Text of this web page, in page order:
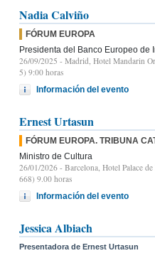
Nadia Calviño
FÓRUM EUROPA
Presidenta del Banco Europeo de
26/09/2025 - Madrid, Hotel Mandarin
5) 9:00 horas
Información del evento
Ernest Urtasun
FÓRUM EUROPA. TRIBUNA
Ministro de Cultura
26/01/2026 - Barcelona, Hotel Palace
668) 9.00 horas
Información del evento
Jessica Albiach
Presentadora de Ernest Urtasun